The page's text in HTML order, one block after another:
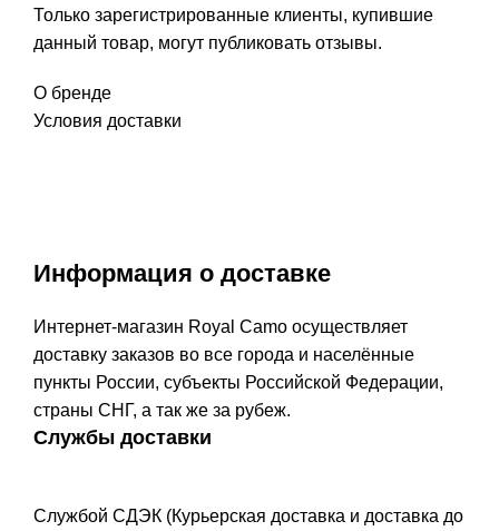
Только зарегистрированные клиенты, купившие
данный товар, могут публиковать отзывы.
О бренде
Условия доставки
Информация о доставке
Интернет-магазин Royal Camo осуществляет
доставку заказов во все города и населённые
пункты России, субъекты Российской Федерации,
страны СНГ, а так же за рубеж.
Службы доставки
Службой СДЭК (Курьерская доставка и доставка до